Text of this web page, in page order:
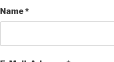
Name*